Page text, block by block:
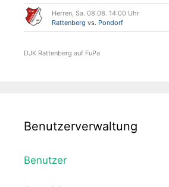
Herren, Sa. 08.08. 14:00 Uhr
Rattenberg vs. Pondorf
DJK Rattenberg auf FuPa
Benutzerverwaltung
Benutzer